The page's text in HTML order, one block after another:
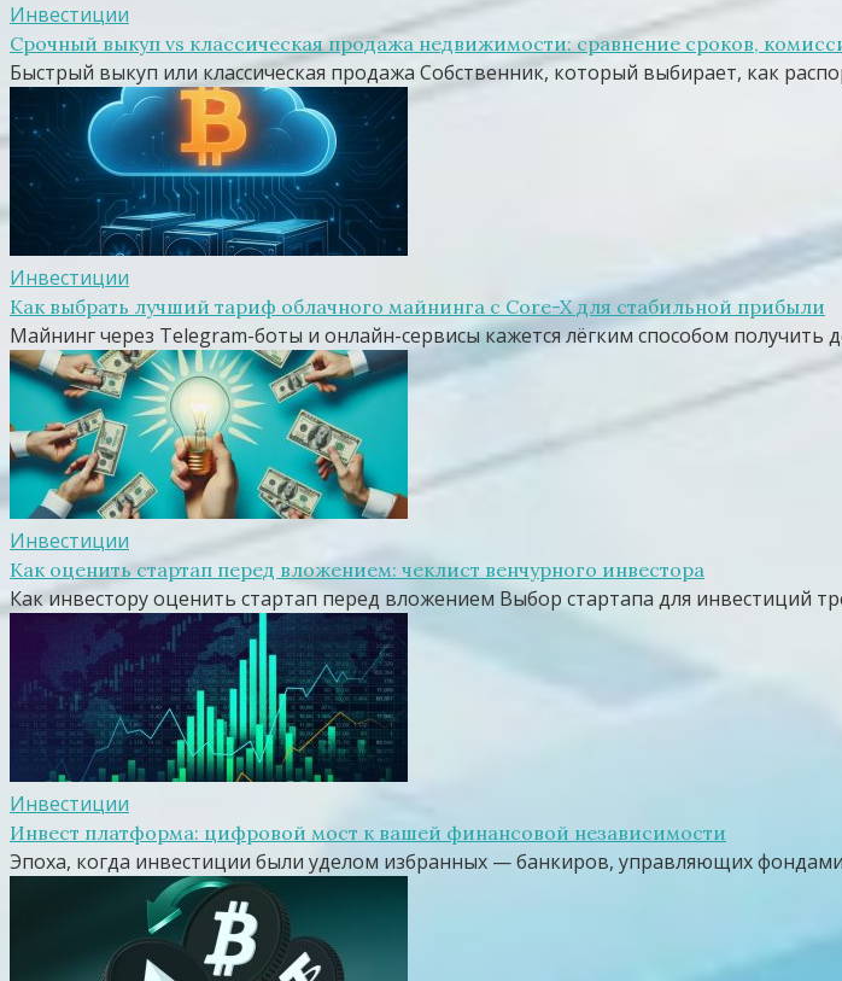
Инвестиции
Срочный выкуп vs классическая продажа недвижимости: сравнение сроков,
Быстрый выкуп или классическая продажа Собственник, который выбирает, как
Инвестиции
Как выбрать лучший тариф облачного майнинга с Core-X для стабильной прибыли
Майнинг через Telegram-боты и онлайн-сервисы кажется лёгким способом
Инвестиции
Как оценить стартап перед вложением: чеклист венчурного инвестора
Как инвестору оценить стартап перед вложением Выбор стартапа для инвестиций
Инвестиции
Инвест платформа: цифровой мост к вашей финансовой независимости
Эпоха, когда инвестиции были уделом избранных — банкиров, управляющих